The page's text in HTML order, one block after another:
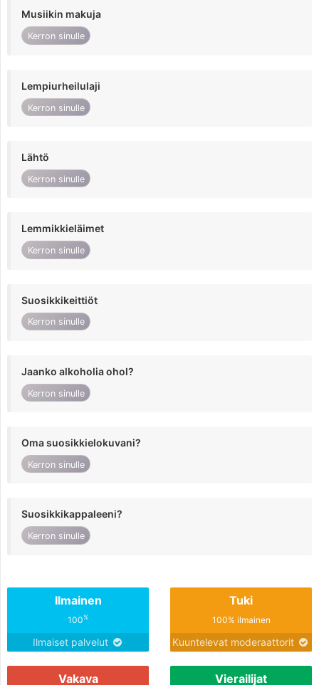
Musiikin makuja
Kerron sinulle
Lempiurheilulaji
Kerron sinulle
Lähtö
Kerron sinulle
Lemmikkieläimet
Kerron sinulle
Suosikkikeittiöt
Kerron sinulle
Jaanko alkoholia ohol?
Kerron sinulle
Oma suosikkielokuvani?
Kerron sinulle
Suosikkikappaleeni?
Kerron sinulle
Ilmainen
100%
Ilmaiset palvelut
Tuki
100% ilmainen
Kuuntelevat moderaattorit
Vakava Vierailijat